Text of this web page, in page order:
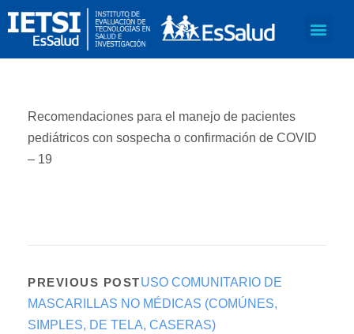
Recomendaciones para el manejo de pacientes
pediátricos con sospecha o confirmación de COVID
– 19
PREVIOUS POSTUSO COMUNITARIO DE
MASCARILLAS NO MÉDICAS (COMÚNES,
SIMPLES, DE TELA, CASERAS)